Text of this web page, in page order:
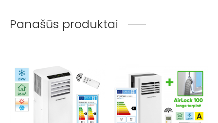
Panašūs produktai